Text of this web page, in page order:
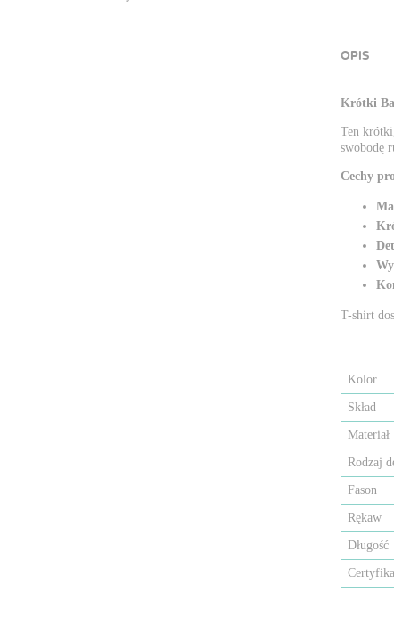
OPIS
Krótki
Ten
swobodę
Cechy
T-shirt
Kolor
Skład
Materiał
Rodzaj
Fason
Rękaw
Długość